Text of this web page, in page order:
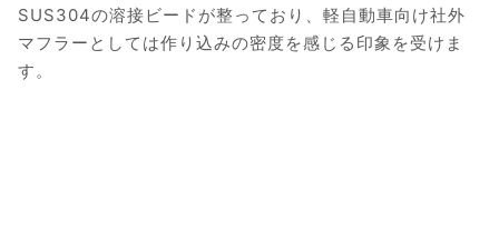
SUS304の溶接ビードが整っており、軽自動車向け社外
マフラーとしては作り込みの密度を感じる印象を受けま
す。